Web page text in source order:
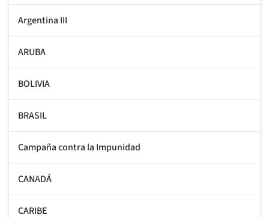
Argentina III
ARUBA
BOLIVIA
BRASIL
Campaña contra la Impunidad
CANADÁ
CARIBE